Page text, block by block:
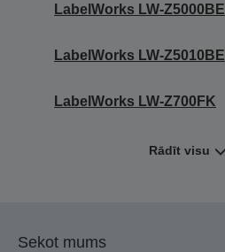
LabelWorks LW-Z5000BE
LabelWorks LW-Z5010BE
LabelWorks LW-Z700FK
Rādīt visu
Sekot mums